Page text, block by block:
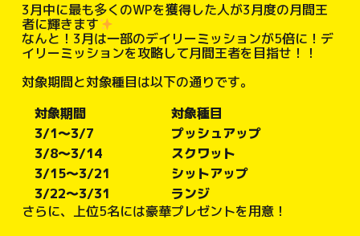
3月中に最も多くのWPを獲得した人が3月度の月間王
者に輝きます
なんと！3月は一部のデイリーミッションが5倍に！デ
イリーミッションを攻略して月間王者を目指せ！！
対象期間と対象種目は以下の通りです。
対象期間
対象種目
3/1～3/7
プッシュアップ
3/8～3/14
スクワット
3/15～3/21
シットアップ
3/22～3/31
ランジ
さらに、上位5名には豪華プレゼントを用意！